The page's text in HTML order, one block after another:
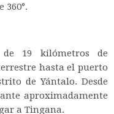
19 kilómetros de
hasta el puerto
de Yántalo. Desde
aproximadamente
a Tingana.